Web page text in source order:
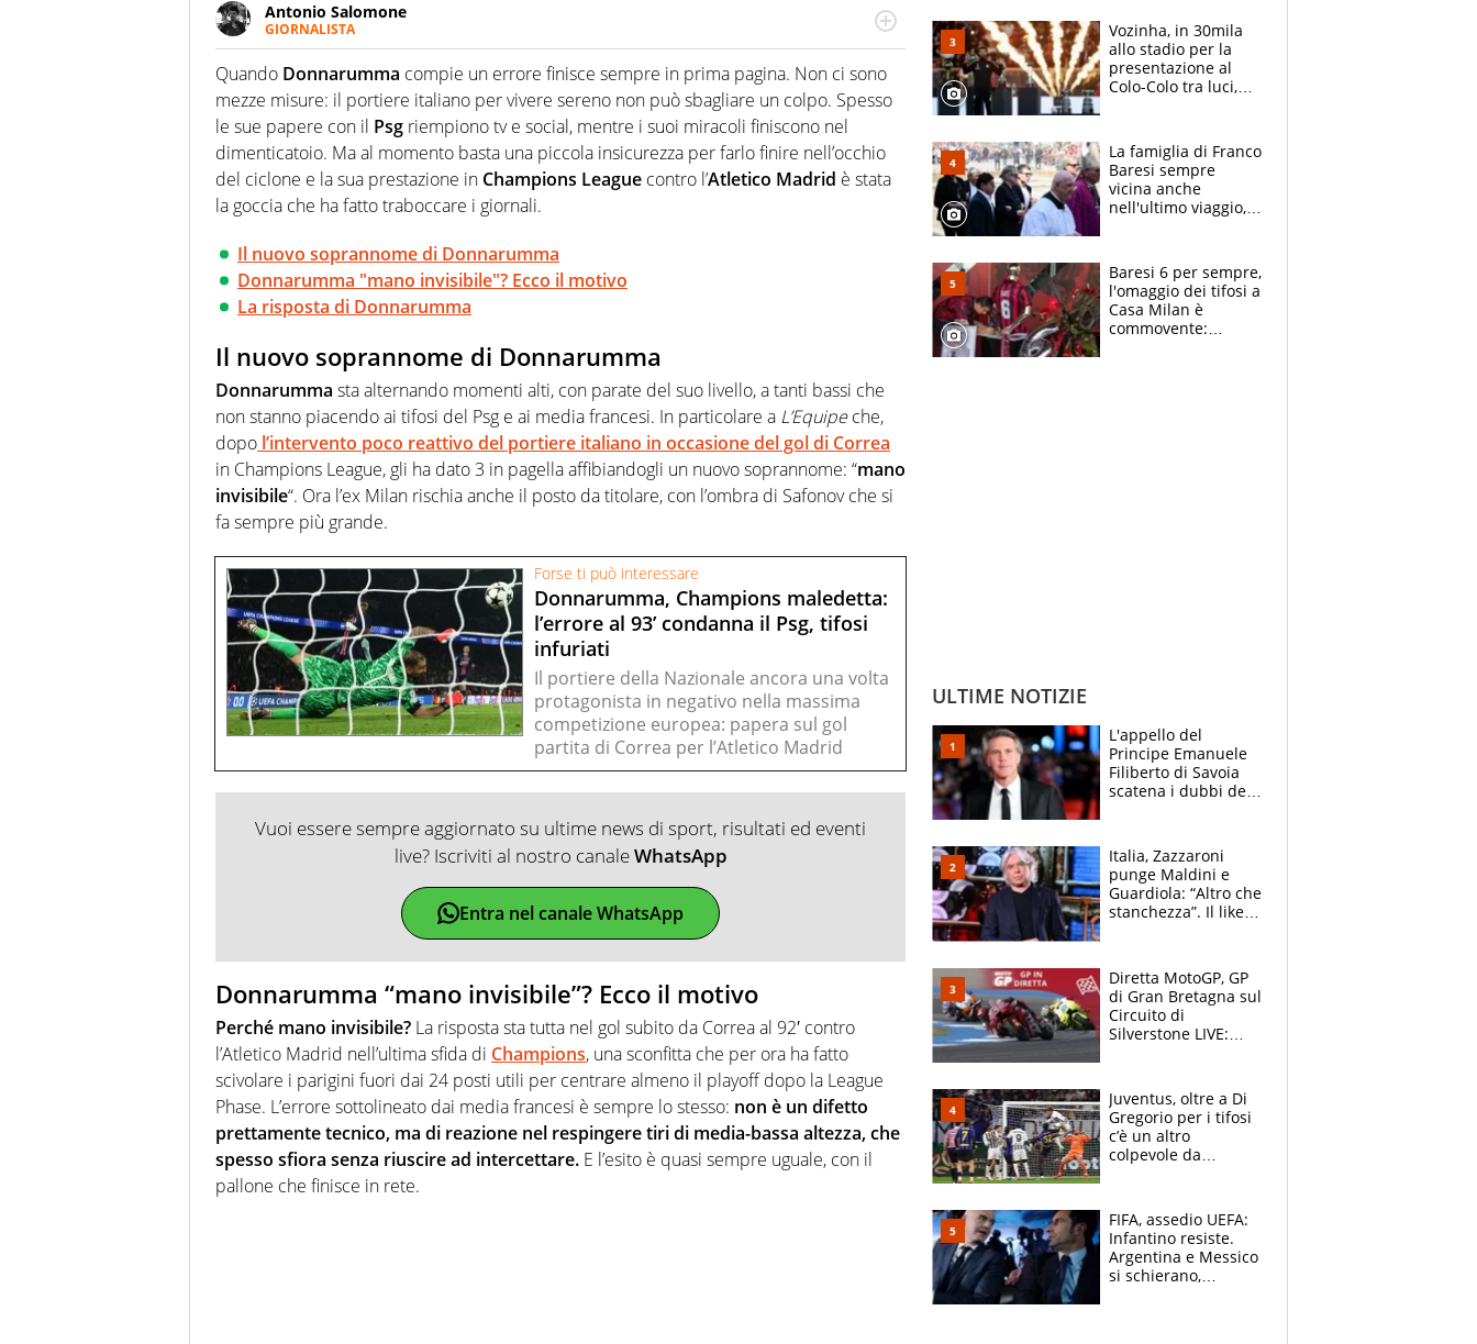
Antonio Salomone
GIORNALISTA
Giornalista pubblicista. Lo affascinano, da sempre, le categorie minori e i talenti in
erba. Ha fiuto per la notizia e per gli emergenti. Calcio, basket, motori: ci pensa lui
Quando Donnarumma compie un errore finisce sempre in prima pagina. Non ci sono
mezze misure: il portiere italiano per vivere sereno non può sbagliare un colpo. Spesso
le sue papere con il Psg riempiono tv e social, mentre i suoi miracoli finiscono nel
dimenticatoio. Ma al momento basta una piccola insicurezza per farlo finire nell’occhio
del ciclone e la sua prestazione in Champions League contro l’Atletico Madrid è stata
la goccia che ha fatto traboccare i giornali.
Il nuovo soprannome di Donnarumma
Donnarumma "mano invisibile"? Ecco il motivo
La risposta di Donnarumma
Il nuovo soprannome di Donnarumma
Donnarumma sta alternando momenti alti, con parate del suo livello, a tanti bassi che
non stanno piacendo ai tifosi del Psg e ai media francesi. In particolare a L’Equipeche,
dopo l’intervento poco reattivo del portiere italiano in occasione del gol di Correa
in Champions League, gli ha dato 3 in pagella affibiandogli un nuovo soprannome: “mano
invisibile“. Ora l’ex Milan rischia anche il posto da titolare, con l’ombra di Safonov che si
fa sempre più grande.
Forse ti può interessare
Donnarumma, Champions maledetta:
l’errore al 93’ condanna il Psg, tifosi
infuriati
Il portiere della Nazionale ancora una volta
protagonista in negativo nella massima
competizione europea: papera sul gol
partita di Correa per l’Atletico Madrid
Vuoi essere sempre aggiornato su ultime news di sport, risultati ed eventi
live? Iscriviti al nostro canaleWhatsApp
Entra nel canale WhatsApp
Donnarumma “mano invisibile”? Ecco il motivo
Perché mano invisibile? La risposta sta tutta nel gol subito da Correa al 92′ contro
l’Atletico Madrid nell’ultima sfida di Champions, una sconfitta che per ora ha fatto
scivolare i parigini fuori dai 24 posti utili per centrare almeno il playoff dopo la League
Phase. L’errore sottolineato dai media francesi è sempre lo stesso: non è un difetto
prettamente tecnico, ma di reazione nel respingere tiri di media-bassa altezza, che
spesso sfiora senza riuscire ad intercettare. E l’esito è quasi sempre uguale, con il
pallone che finisce in rete.
Vozinha, in 30mila
allo stadio per la
presentazione al
Colo-Colo tra luci,
La famiglia di Franco
Baresi sempre
vicina anche
nell'ultimo viaggio,
circondati
dall'affetto dei tifosi
Baresi 6 per sempre,
l'omaggio dei tifosi a
Casa Milan è
commovente:
ULTIME NOTIZIE
L'appello del
Principe Emanuele
Filiberto di Savoia
scatena i dubbi dei
Italia, Zazzaroni
punge Maldini e
Guardiola: “Altro che
stanchezza”. Il like
Diretta MotoGP, GP
di Gran Bretagna sul
Circuito di
Silverstone LIVE:
Bezzecchi alle spalle
Juventus, oltre a Di
Gregorio per i tifosi
c’è un altro
colpevole da
FIFA, assedio UEFA:
Infantino resiste.
Argentina e Messico
si schierano,